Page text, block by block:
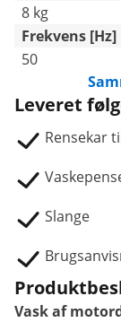
8 kg
Frekvens [Hz]
50
Leveret
Rensekar
Slange
Vask af